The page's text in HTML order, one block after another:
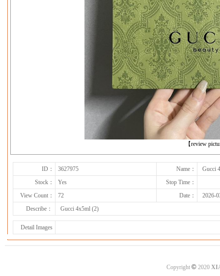
【review
下一张
ID： 3627975 Name：
Gucci
Stock：
Yes
Stop Time：
View Count：
72 Date：
2026-
Describe：
Gucci 4x5ml (2)
Detail Images
Copyright ©2020